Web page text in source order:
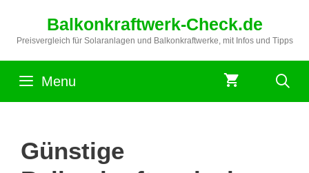
springen
Balkonkraftwerk-Check.de
Preisvergleich für Solaranlagen und Balkonkraftwerke, mit Infos und Tipps
Menu
Günstige